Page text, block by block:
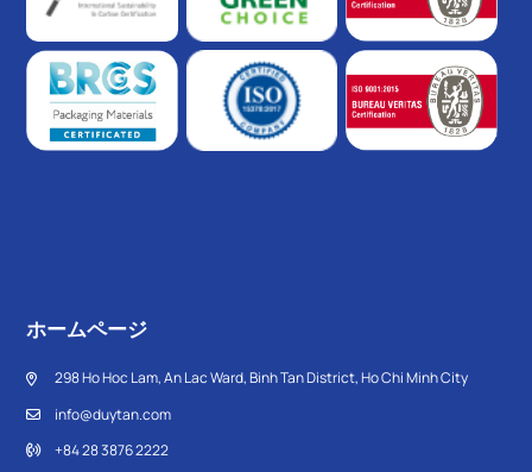
ホームページ
298 Ho Hoc Lam, An Lac Ward, Binh Tan District, Ho Chi Minh City
info@duytan.com
+84 28 3876 2222